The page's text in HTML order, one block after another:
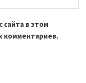
сайта в этом
комментариев.